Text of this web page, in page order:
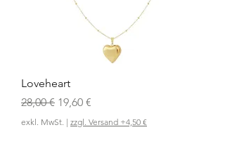
Loveheart
Standardpreis
28,00 € Sale-Preis
19,60 €
exkl. MwSt. | zzgl. Versand +4,50 €